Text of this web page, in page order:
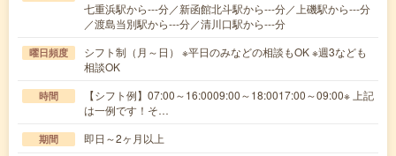
七重浜駅から---分／新函館北斗駅から---分／上磯駅から---分
／渡島当別駅から---分／清川口駅から---分
曜日頻度
シフト制（月～日） ※平日のみなどの相談もOK ※週3なども
相談OK
時間
【シフト例】07:00～16:0009:00～18:0017:00～09:00※ 上記
は一例です！そ…
期間 即日～2ヶ月以上